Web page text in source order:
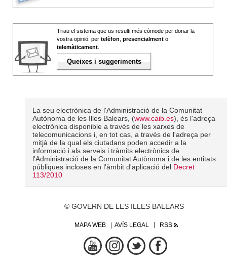
Triau el sistema que us resulti més còmode per donar la
vostra opinió: per telèfon presencialment o
telemàticament
Queixes i suggeriments
La seu electrònica de l'Administració de la Comunitat
Autònoma de les Illes Balears, (www.caib.es), és l'adreça
electrònica disponible a través de les xarxes de
telecomunicacions i, en tot cas, a través de l'adreça per
mitjà de la qual els ciutadans poden accedir a la
informació i als serveis i tràmits electrònics de
l'Administració de la Comunitat Autònoma i de les entitats
públiques incloses en l'àmbit d'aplicació del Decret
113/2010
© GOVERN DE LES ILLES BALEARS
MAPA WEB AVÍS LEGAL RSS